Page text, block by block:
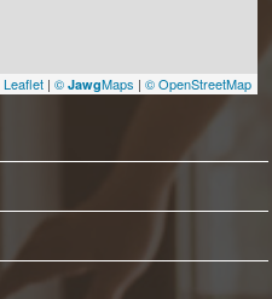
Leaflet | © JawgMaps | © OpenStreetMap